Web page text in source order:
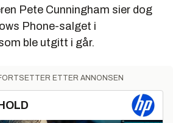
Pete Cunningham sier dog
Phone-salget i
ble utgitt i går.
ETTER ANNONSEN